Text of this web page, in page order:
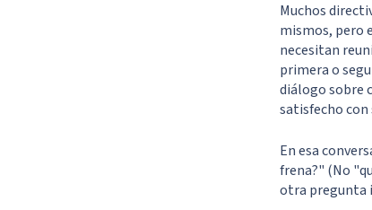
Muchos
mismos, pero
necesitan
primera o
diálogo sobre
satisfecho con
En esa
frena?" (No
otra pregunta